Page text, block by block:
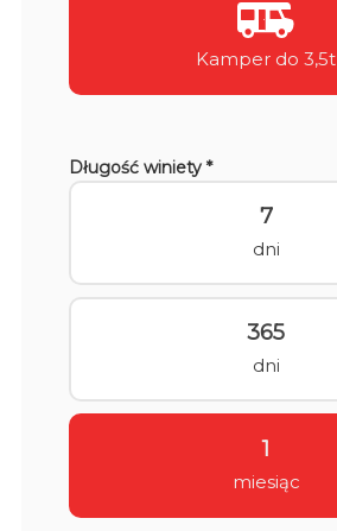
Kamper do 3,5t
Długość winiety *
7
dni
365
dni
1
miesiąc